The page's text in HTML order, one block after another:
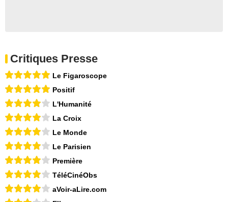
Critiques Presse
Le Figaroscope
Positif
L'Humanité
La Croix
Le Monde
Le Parisien
Première
TéléCinéObs
aVoir-aLire.com